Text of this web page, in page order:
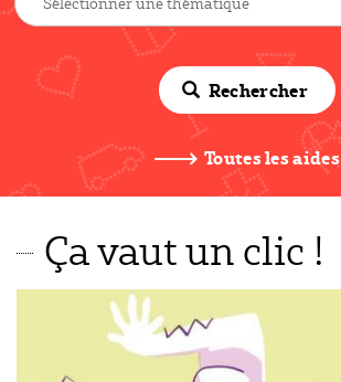
Rechercher
Toutes les aides
Ça vaut un clic !